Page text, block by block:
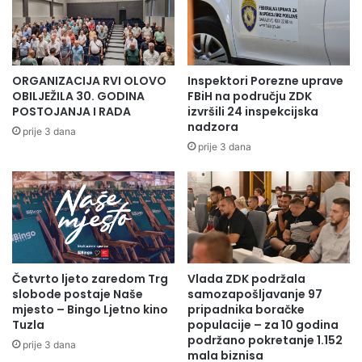
E
N
O
S
T
A
N
A
D
N
U
Z
A
B
A
V
A
P
T
E
N
A
U
D
R
U
Ž
E
ORGANIZACIJA RVI OLOVO
OBILJEŽILA 30. GODINA
POSTOJANJA I RADA
prije 3 dana
Inspektori Porezne uprave
FBiH na području ZDK
izvršili 24 inspekcijska
nadzora
prije 3 dana
Četvrto ljeto zaredom Trg
slobode postaje Naše
mjesto – Bingo Ljetno kino
Tuzla
prije 3 dana
Vlada ZDK podržala
samozapošljavanje 97
pripadnika boračke
populacije – za 10 godina
podržano pokretanje 1.152
mala biznisa